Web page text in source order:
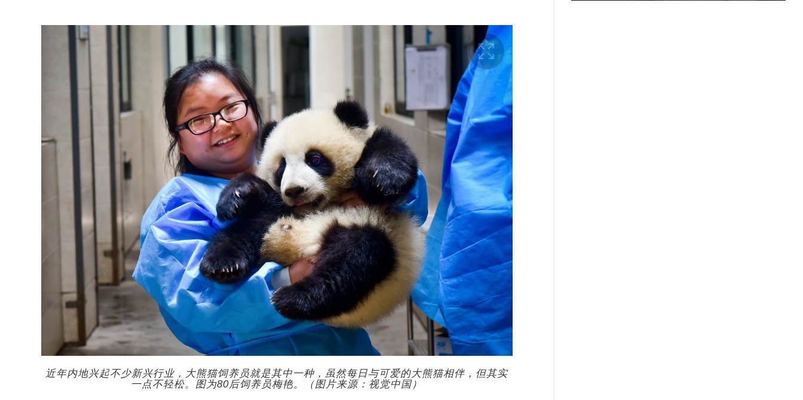
近年内地兴起不少新兴行业，大熊猫饲养员就是其中一种，虽然每日与可爱的大熊猫相伴，但其实
一点不轻松。图为80后饲养员梅艳。（图片来源：视觉中国）